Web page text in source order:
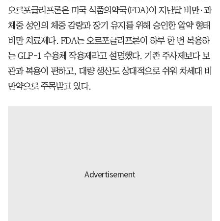
오르포글리프론은 미국 식품의약국(FDA)이 지난달 비만·과
체중 성인의 체중 감량과 장기 유지를 위해 승인한 알약 형태
비만 치료제다. FDA는 오르포글리프론이 하루 한 번 복용하
는 GLP-1 수용체 작용제라고 설명했다. 기존 주사제보다 보
관과 복용이 편하고, 대량 생산도 상대적으로 쉬워 차세대 비
만약으로 주목받고 있다.